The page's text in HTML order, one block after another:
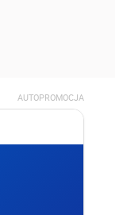
AUTOPROMOCJA